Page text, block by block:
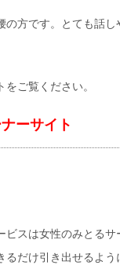
の方です。とても話
ご覧ください。
ーサイト
スは女性のみとる
るだけ引き出せるよ